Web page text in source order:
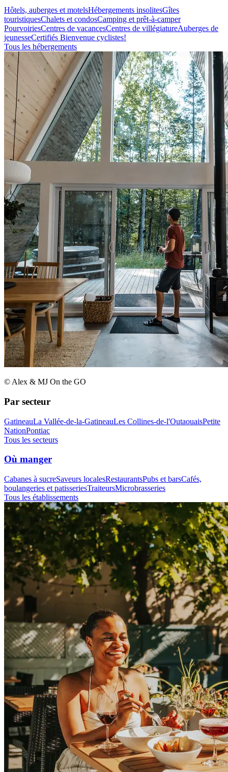
Hôtels, auberges et motelsHébergements insolitesGîtes
touristiquesChalets et condosCamping et prêt-à-camper
PourvoiriesCentres de vacancesCentres de villégiatureAuberges de
jeunesseCertifiés Bienvenue cyclistes!
Tous les hébergements
© Alex & MJ On the GO
Par secteur
GatineauLa Vallée-de-la-GatineauLes Collines-de-l'OutaouaisPetite
NationPontiac
Tous les secteurs
Où manger
Cabanes à sucreSaveurs localesRestaurantsPubs et barsCafés,
boulangeries et patisseriesTraiteursMicrobrasseries
Tous les établissements